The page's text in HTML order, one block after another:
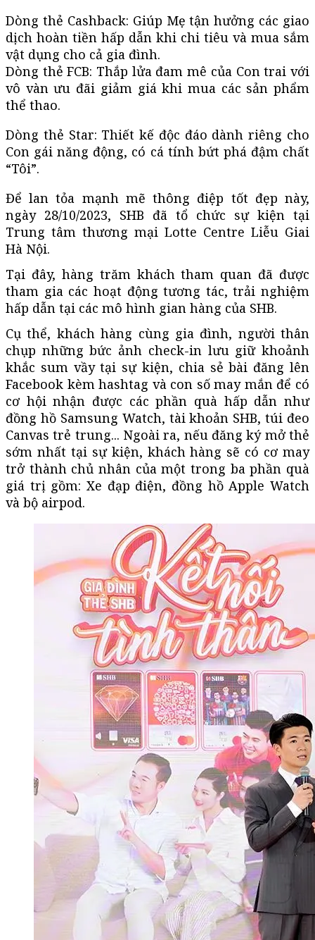
Dòng thẻ Cashback: Giúp Mẹ tận hưởng các giao
dịch hoàn tiền hấp dẫn khi chi tiêu và mua sắm
vật dụng cho cả gia đình.
Dòng thẻ FCB: Thắp lửa đam mê của Con trai với
vô vàn ưu đãi giảm giá khi mua các sản phẩm
thể thao.
Dòng thẻ Star: Thiết kế độc đáo dành riêng cho
Con gái năng động, có cá tính bứt phá đậm chất
“Tôi”.
Để lan tỏa mạnh mẽ thông điệp tốt đẹp này,
ngày 28/10/2023, SHB đã tổ chức sự kiện tại
Trung tâm thương mại Lotte Centre Liễu Giai
Hà Nội.
Tại đây, hàng trăm khách tham quan đã được
tham gia các hoạt động tương tác, trải nghiệm
hấp dẫn tại các mô hình gian hàng của SHB.
Cụ thể, khách hàng cùng gia đình, người thân
chụp những bức ảnh check-in lưu giữ khoảnh
khắc sum vầy tại sự kiện, chia sẻ bài đăng lên
Facebook kèm hashtag và con số may mắn để có
cơ hội nhận được các phần quà hấp dẫn như
đồng hồ Samsung Watch, tài khoản SHB, túi đeo
Canvas trẻ trung... Ngoài ra, nếu đăng ký mở thẻ
sớm nhất tại sự kiện, khách hàng sẽ có cơ may
trở thành chủ nhân của một trong ba phần quà
giá trị gồm: Xe đạp điện, đồng hồ Apple Watch
và bộ airpod.